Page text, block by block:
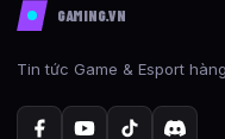
GAMING.VN
Tin tức Game & Esport